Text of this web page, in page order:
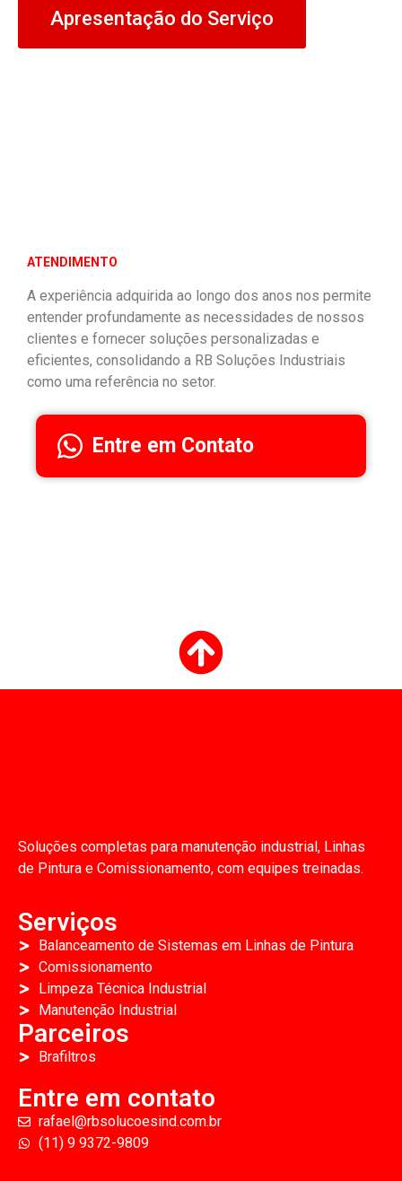
Apresentação do Serviço
ATENDIMENTO
A experiência adquirida ao longo dos anos nos permite
entender profundamente as necessidades de nossos
clientes e fornecer soluções personalizadas e
eficientes, consolidando a RB Soluções Industriais
como uma referência no setor.
Entre em Contato
Soluções completas para manutenção industrial, Linhas
de Pintura e Comissionamento, com equipes treinadas.
Serviços
Balanceamento de Sistemas em Linhas de Pintura
Comissionamento
Limpeza Técnica Industrial
Manutenção Industrial
Parceiros
Brafiltros
Entre em contato
rafael@rbsolucoesind.com.br
(11) 9 9372-9809